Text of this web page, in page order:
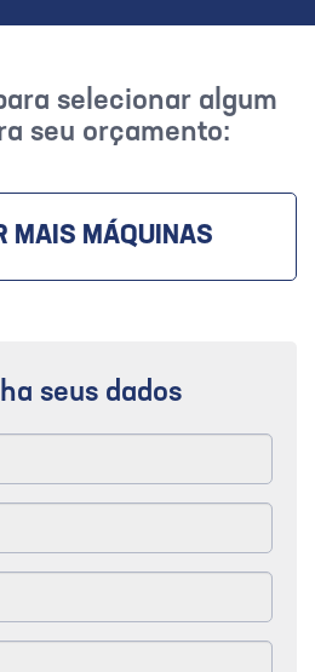
selecionar algum
seu orçamento:
MAIS MÁQUINAS
seus dados